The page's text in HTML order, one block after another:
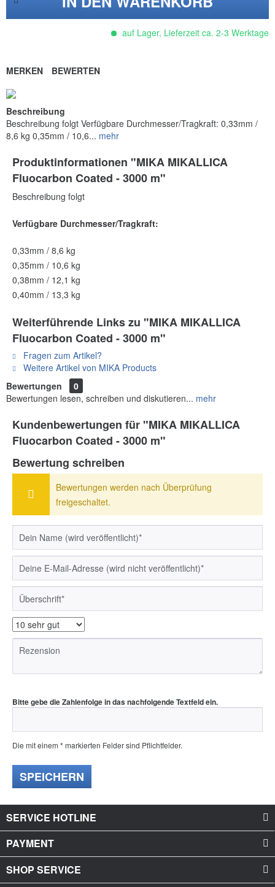
auf Lager, Lieferzeit ca. 2-3 Werktage
MERKEN BEWERTEN
Beschreibung
Beschreibung folgt Verfügbare Durchmesser/Tragkraft: 0,33mm /
8,6 kg 0,35mm / 10,6... mehr
Produktinformationen "MIKA MIKALLICA
Fluocarbon Coated - 3000 m"
Beschreibung folgt
Verfügbare Durchmesser/Tragkraft:
0,33mm / 8,6 kg
0,35mm / 10,6 kg
0,38mm / 12,1 kg
0,40mm / 13,3 kg
Weiterführende Links zu "MIKA MIKALLICA
Fluocarbon Coated - 3000 m"
Fragen zum Artikel?
Weitere Artikel von MIKA Products
Bewertungen
0
Bewertungen lesen, schreiben und diskutieren... mehr
Kundenbewertungen für "MIKA MIKALLICA
Fluocarbon Coated - 3000 m"
Bewertung schreiben
Bewertungen werden nach Überprüfung
freigeschaltet.
Bitte gebe die Zahlenfolge in das nachfolgende Textfeld ein.
Die mit einem * markierten Felder sind Pflichtfelder.
SPEICHERN
SERVICE HOTLINE
PAYMENT
SHOP SERVICE